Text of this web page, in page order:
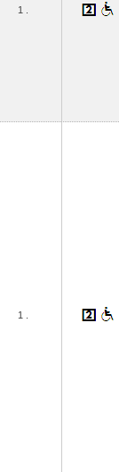
1 .
1 .